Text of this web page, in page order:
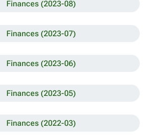
Finances (2023-08)
Finances (2023-07)
Finances (2023-06)
Finances (2023-05)
Finances (2022-03)